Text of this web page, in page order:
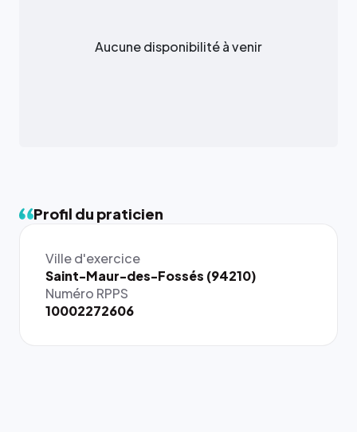
Aucune disponibilité à venir
Profil du praticien
Ville d'exercice
Saint-Maur-des-Fossés (94210)
Numéro RPPS
10002272606
{# 40×40
: la taille
rendue par
`.profile-